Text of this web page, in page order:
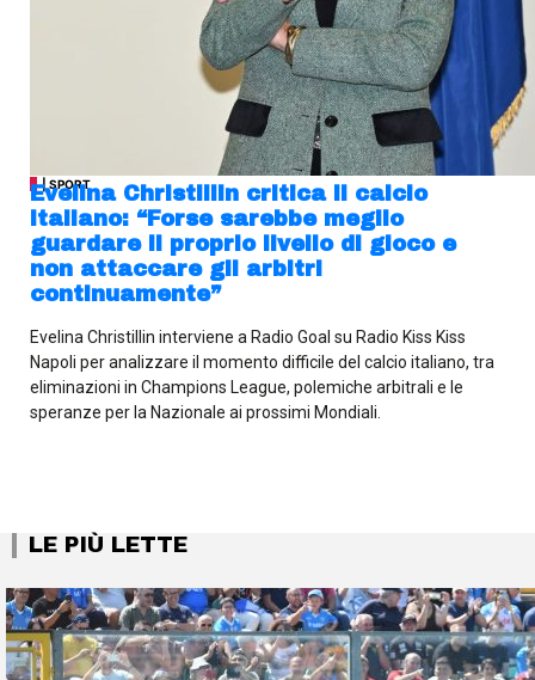
| SPORT
Evelina Christillin critica il calcio
italiano: “Forse sarebbe meglio
guardare il proprio livello di gioco e
non attaccare gli arbitri
continuamente”
Evelina Christillin interviene a Radio Goal su Radio Kiss Kiss
Napoli per analizzare il momento difficile del calcio italiano, tra
eliminazioni in Champions League, polemiche arbitrali e le
speranze per la Nazionale ai prossimi Mondiali.
LE PIÙ LETTE